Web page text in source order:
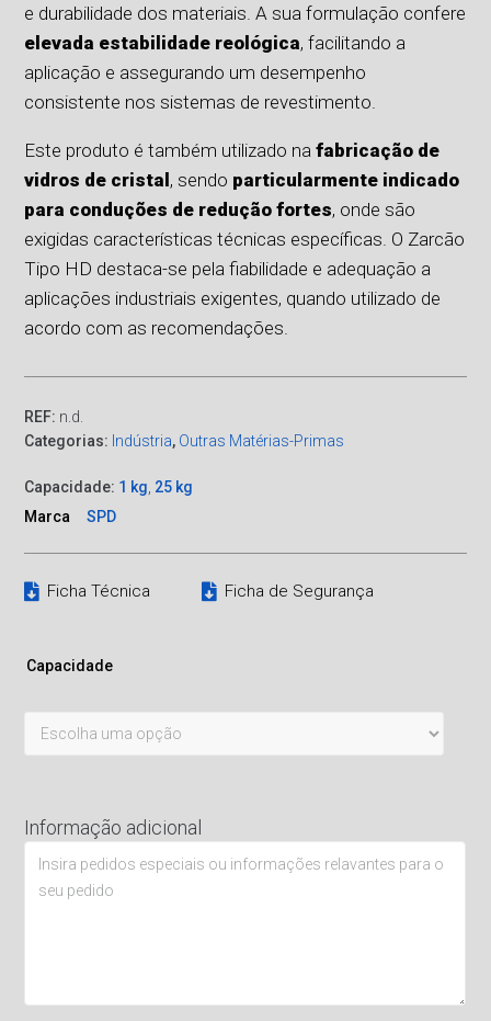
e durabilidade dos materiais. A sua formulação confere
elevada estabilidade reológica, facilitando a
aplicação e assegurando um desempenho
consistente nos sistemas de revestimento.
Este produto é também utilizado nafabricação de
vidros de cristal , sendo particularmente indicado
para conduções de redução fortes, onde são
exigidas características técnicas específicas. O Zarcão
Tipo HD destaca-se pela fiabilidade e adequação a
aplicações industriais exigentes, quando utilizado de
acordo com as recomendações.
REF: n.d.
Categorias: Indústria, Outras Matérias-Primas
Capacidade: 1 kg, 25 kg
Marca
SPD
Ficha Técnica Ficha de Segurança
Capacidade
Informação adicional